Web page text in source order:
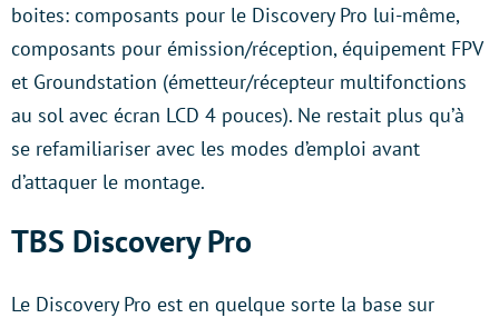
boites: composants pour le Discovery Pro lui-même,
composants pour émission/réception, équipement FPV
et Groundstation (émetteur/récepteur multifonctions
au sol avec écran LCD 4 pouces). Ne restait plus qu’à
se refamiliariser avec les modes d’emploi avant
d’attaquer le montage.
TBS Discovery Pro
Le Discovery Pro est en quelque sorte la base sur